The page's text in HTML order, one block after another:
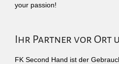
your passion!
Ihr Partner vor Ort
FK Second Hand ist der